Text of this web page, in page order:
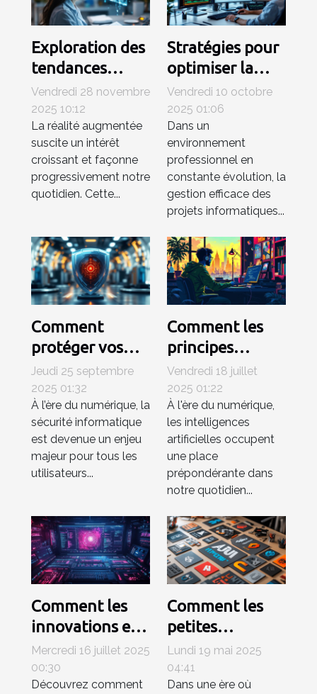
Exploration des
tendances
émergentes en
réalité
augmentée
Vendredi 28 novembre
2025 10:12
La réalité augmentée
suscite un intérêt
croissant et façonne
progressivement notre
quotidien. Cette...
Stratégies pour
optimiser la
gestion de
projets
informatiques
en entreprise
Vendredi 10 octobre
2025 01:06
Dans un
environnement
professionnel en
constante évolution, la
gestion efficace des
projets informatiques...
Comment
protéger vos
appareils des
logiciels
malveillants les
plus récents ?
Jeudi 25 septembre
2025 01:32
À l’ère du numérique, la
sécurité informatique
est devenue un enjeu
majeur pour tous les
utilisateurs...
Comment les
principes
éthiques
influencent-ils
le
développement
de l'IA ?
Vendredi 18 juillet
2025 01:22
À l'ère du numérique,
les intelligences
artificielles occupent
une place
prépondérante dans
notre quotidien...
Comment les
innovations en
IA
transforment-
elles la création
Mercredi 16 juillet 2025
00:30
Découvrez comment
Comment les
petites
entreprises
peuvent tirer
profit des
Lundi 19 mai 2025
04:41
Dans une ère où